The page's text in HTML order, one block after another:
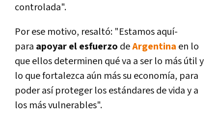
controlada".
Por ese motivo, resaltó: "Estamos aquí­
para apoyar el esfuerzo deArgentina en lo
que ellos determinen qué va a ser lo más útil y
lo que fortalezca aún más su economí­a, para
poder así­ proteger los estándares de vida y a
los más vulnerables".